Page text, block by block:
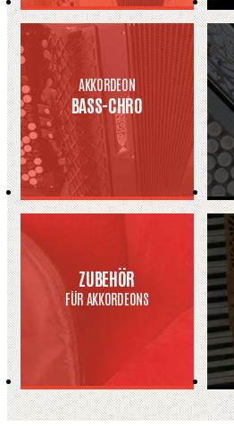
AKKORDEON
BASS-CHRO
ZUBEHÖR
FÜR AKKORDEONS